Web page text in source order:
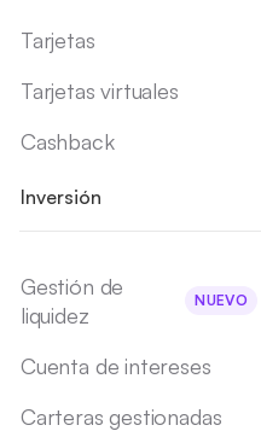
Tarjetas
Tarjetas virtuales
Cashback
Inversión
Gestión de
liquidez
NUEVO
Cuenta de intereses
Carteras gestionadas